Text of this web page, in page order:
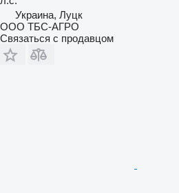
Украина, Луцк
ООО ТБС-АГРО
Связаться с продавцом